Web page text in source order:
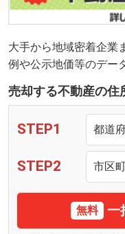
大手から地域密着企業
例や公示地価等のデー
売却する不動産の住
STEP1
STEP2
無料 一